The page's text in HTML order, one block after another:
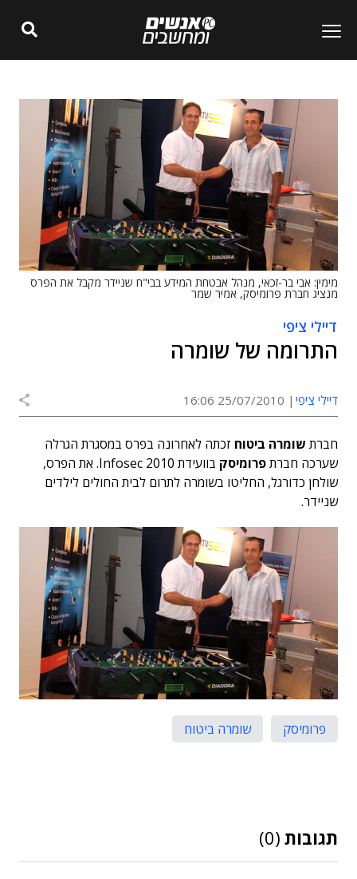
מימין: אבי בר-זכאי, מנהל אבטחת המידע בבי"ח שניידר מקבל את הפרס
מנציג חברת פרומיסק, אמיר שמר
דיילי ציפי
התרומה של שומרה
דיילי ציפי 25/07/2010 16:06
חברת שומרה ביטוח זכתה לאחרונה בפרס במסגרת הגרלה
שערכה חברתפרומיסק
בוועידת Infosec 2010. את הפרס,
שולחן כדורגל, החליטו בשומרה לתרום לבית החולים לילדים
שניידר.
פרומיסק שומרה ביטוח
תגובות (0)